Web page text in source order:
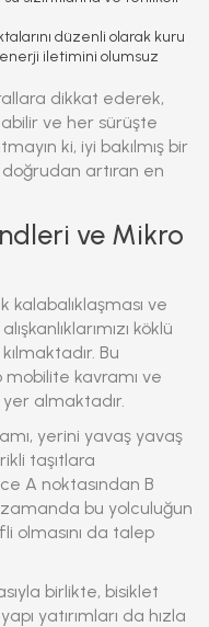
düzenli olarak kuru
iletimini olumsuz
dikkat ederek,
ve her sürüşte
ki, iyi bakılmış bir
artıran en
ve Mikro
ve
köklü
Bu
mobilite kavramı ve
almaktadır.
yerini yavaş yavaş
taşıtlara
A noktasından B
zamanda bu yolculuğun
olmasını da talep
birlikte, bisiklet
yatırımları da hızla